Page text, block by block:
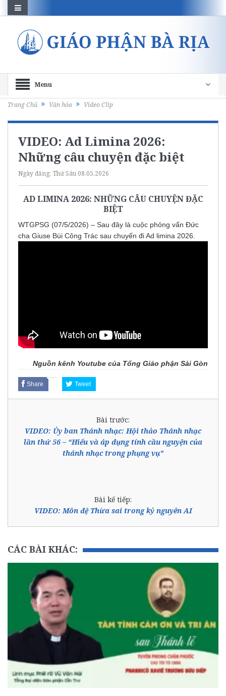
Menu
Trang Chủ Văn hóa Video Clip
VIDEO: Ad Limina 2026:
Những câu chuyện đặc biệt
Ngày đăng: Thứ Sáu 08.05.2026
AD LIMINA 2026: NHỮNG CÂU CHUYỆN ĐẶC
BIỆT
WTGPSG (07/5/2026) – Sau đây là cuộc phỏng vấn Đức
cha Giuse Bùi Công Trác sau chuyến đi Ad limina 2026.
Nguồn kênh Youtube của Tổng Giáo phận Sài Gòn
Share Tweet
Bài trước:
VIDEO: Ủy ban Thánh nhạc: Hội thảo Thánh nhạc
lần thứ 56 – “Hiểu và áp dụng tính cầu nguyện của
thánh nhạc trong phụng vụ”
Bài kế tiếp:
VIDEO: Môn đệ Thừa sai trong kỷ nguyên AI
CÁC BÀI KHÁC: